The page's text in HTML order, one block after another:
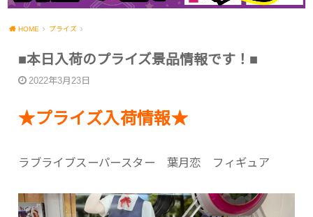
HOME プライズ
■本日入荷のプライズ景品情報です！■
2022年3月23日
★プライズ入荷情報★
ラブライブスーパースター 葉月恋 フィギュア